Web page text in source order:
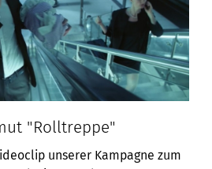
"Rolltreppe"
unserer Kampagne zum